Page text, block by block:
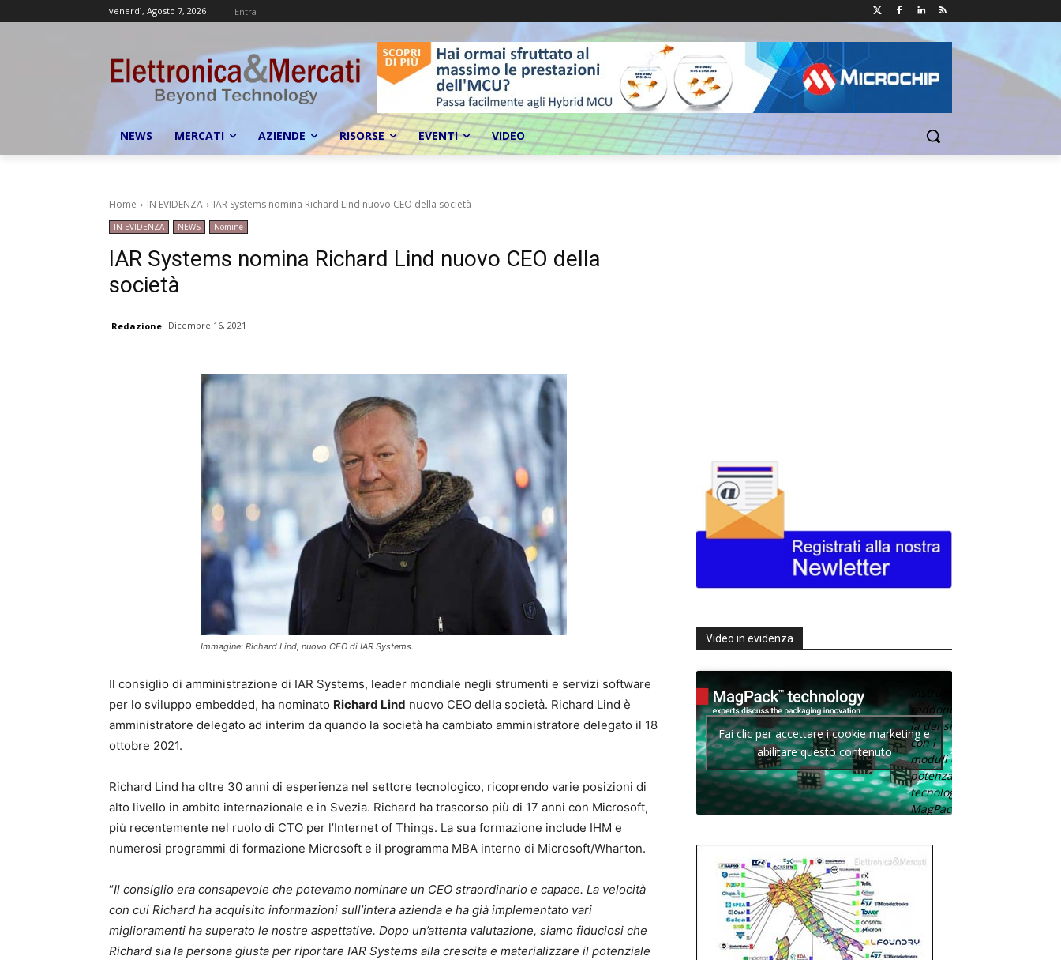
venerdì, Agosto 7, 2026 Entra
NEWS MERCATI AZIENDE RISORSE EVENTI VIDEO
Home IN EVIDENZA IAR Systems nomina Richard Lind nuovo CEO della società
IN EVIDENZA NEWS Nomine
IAR Systems nomina Richard Lind nuovo CEO della
società
Redazione Dicembre 16, 2021
Immagine: Richard Lind, nuovo CEO di IAR Systems.
Il consiglio di amministrazione di IAR Systems, leader mondiale negli strumenti e servizi software
per lo sviluppo embedded, ha nominato Richard Lind nuovo CEO della società. Richard Lind è
amministratore delegato ad interim da quando la società ha cambiato amministratore delegato il 18
ottobre 2021.
Richard Lind ha oltre 30 anni di esperienza nel settore tecnologico, ricoprendo varie posizioni di
alto livello in ambito internazionale e in Svezia. Richard ha trascorso più di 17 anni con Microsoft,
più recentemente nel ruolo di CTO per l’Internet of Things. La sua formazione include IHM e
numerosi programmi di formazione Microsoft e il programma MBA interno di Microsoft/Wharton.
“Il consiglio era consapevole che potevamo nominare un CEO straordinario e capace. La velocità
con cui Richard ha acquisito informazioni sull’intera azienda e ha già implementato vari
miglioramenti ha superato le nostre aspettative. Dopo un’attenta valutazione, siamo fiduciosi che
Richard sia la persona giusta per riportare IAR Systems alla crescita e materializzare il potenziale
Video in evidenza
Texas
raddoppia
la densità
con i
moduli di
potenza con
tecnologia
MagPack.
Fai clic per accettare i cookie marketing e
abilitare questo contenuto